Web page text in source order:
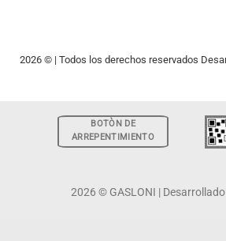
2026 © | Todos los derechos reservados
BOTÒN DE
ARREPENTIMIENTO
2026 © GASLONI |